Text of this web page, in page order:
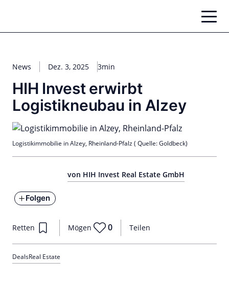
springen
News Dez. 3, 2025 3min
HIH Invest erwirbt
Logistikneubau in Alzey
von HIH Invest Real Estate GmbH
Folgen
Teilen
Retten Mögen 0
DealsReal Estate
Logistikimmobilie in Alzey, Rheinland-Pfalz ( Quelle: Goldbeck)